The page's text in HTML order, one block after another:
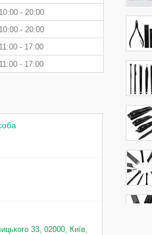
10:00 20:00
10:00 20:00
11:00 17:00
11:00 17:00
33, 02000, Київ,